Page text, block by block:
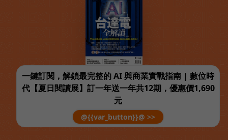
一鍵訂閱，解鎖最完整的 AI 與商業實戰指南 | 數位時
代【夏日閱讀展】訂一年送一年共12期，優惠價1,690
元
@{{var_button}}@ >>